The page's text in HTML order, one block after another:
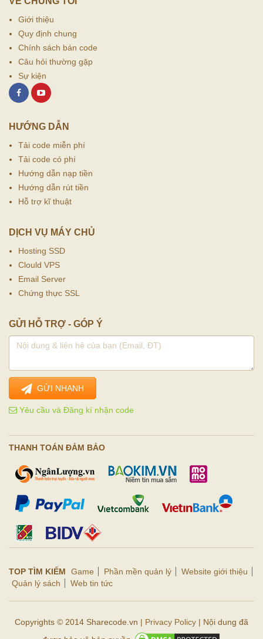
Giới thiệu
Quy định chung
Chính sách bán code
Câu hỏi thường gặp
Sự kiện
HƯỚNG DẪN
Tải code miễn phí
Tải code có phí
Hướng dẫn nạp tiền
Hướng dẫn rút tiền
Hỗ trợ kĩ thuật
DỊCH VỤ MÁY CHỦ
Hosting SSD
Clould VPS
Email Server
Chứng thực SSL
GỬI HỖ TRỢ - GÓP Ý
GỬI NHANH
Yêu cầu và Đăng kí nhận code
THANH TOÁN ĐẢM BẢO
TOP TÌM KIẾM Game Phần mền quản lý
Website giới thiệu
Quản lý sách
Web tin tức
Copyrights © 2014 Sharecode.vn | Privacy Policy | Nội dung đã